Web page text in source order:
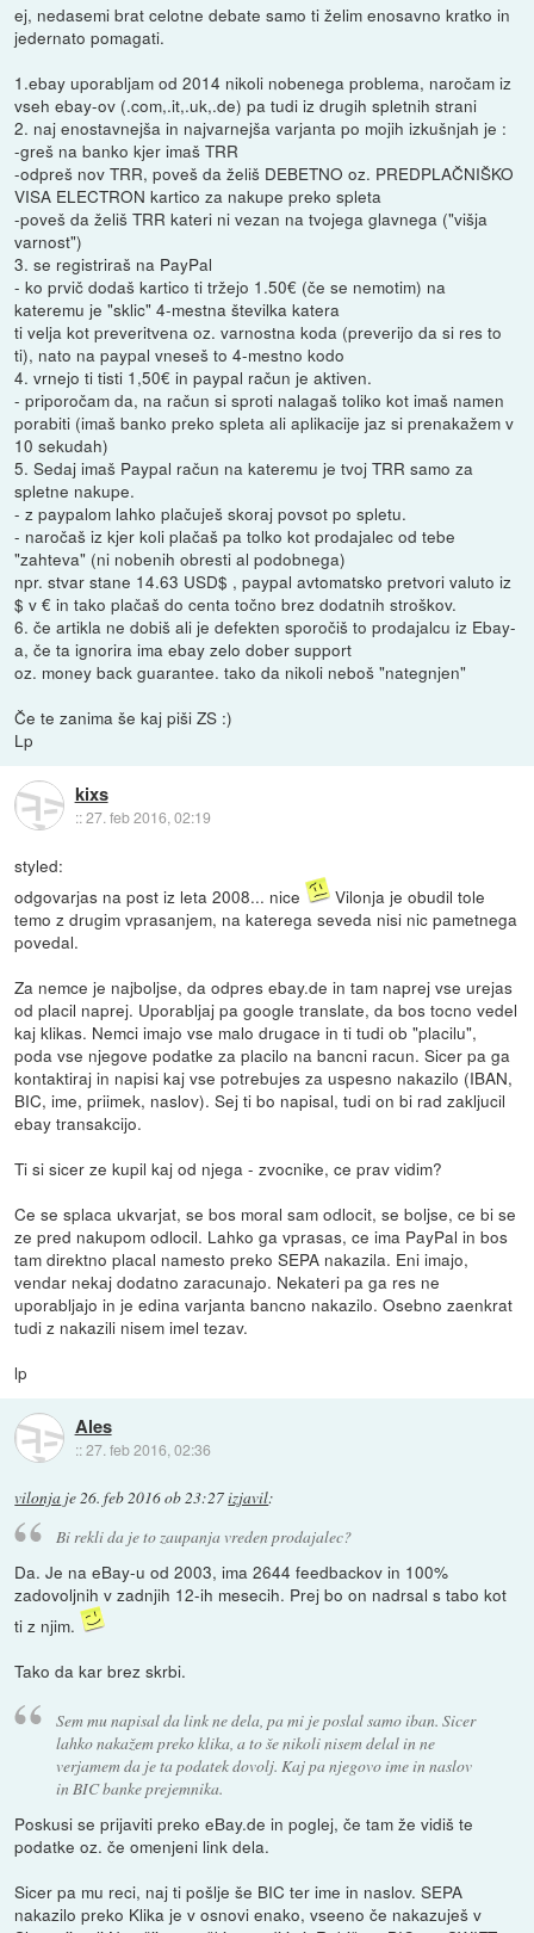
ej, nedasemi brat celotne debate samo ti želim enosavno kratko in
jedernato pomagati.
1.ebay uporabljam od 2014 nikoli nobenega problema, naročam iz
vseh ebay-ov (.com,.it,.uk,.de) pa tudi iz drugih spletnih strani
2. naj enostavnejša in najvarnejša varjanta po mojih izkušnjah je :
-greš na banko kjer imaš TRR
-odpreš nov TRR, poveš da želiš DEBETNO oz. PREDPLAČNIŠKO
VISA ELECTRON kartico za nakupe preko spleta
-poveš da želiš TRR kateri ni vezan na tvojega glavnega ("višja
varnost")
3. se registriraš na PayPal
- ko prvič dodaš kartico ti tržejo 1.50€ (če se nemotim) na
kateremu je "sklic" 4-mestna številka katera
ti velja kot preveritvena oz. varnostna koda (preverijo da si res to
ti), nato na paypal vneseš to 4-mestno kodo
4. vrnejo ti tisti 1,50€ in paypal račun je aktiven.
- priporočam da, na račun si sproti nalagaš toliko kot imaš namen
porabiti (imaš banko preko spleta ali aplikacije jaz si prenakažem v
10 sekudah)
5. Sedaj imaš Paypal račun na kateremu je tvoj TRR samo za
spletne nakupe.
- z paypalom lahko plačuješ skoraj povsot po spletu.
- naročaš iz kjer koli plačaš pa tolko kot prodajalec od tebe
"zahteva" (ni nobenih obresti al podobnega)
npr. stvar stane 14.63 USD$ , paypal avtomatsko pretvori valuto iz
$ v € in tako plačaš do centa točno brez dodatnih stroškov.
6. če artikla ne dobiš ali je defekten sporočiš to prodajalcu iz Ebay-
a, če ta ignorira ima ebay zelo dober support
oz. money back guarantee. tako da nikoli neboš "nategnjen"
Če te zanima še kaj piši ZS :)
Lp
kixs
::27. feb 2016, 02:19
styled:
odgovarjas na post iz leta 2008... nice
Vilonja je obudil tole
temo z drugim vprasanjem, na katerega seveda nisi nic pametnega
povedal.
Za nemce je najboljse, da odpres ebay.de in tam naprej vse urejas
od placil naprej. Uporabljaj pa google translate, da bos tocno vedel
kaj klikas. Nemci imajo vse malo drugace in ti tudi ob "placilu",
poda vse njegove podatke za placilo na bancni racun. Sicer pa ga
kontaktiraj in napisi kaj vse potrebujes za uspesno nakazilo (IBAN,
BIC, ime, priimek, naslov). Sej ti bo napisal, tudi on bi rad zakljucil
ebay transakcijo.
Ti si sicer ze kupil kaj od njega - zvocnike, ce prav vidim?
Ce se splaca ukvarjat, se bos moral sam odlocit, se boljse, ce bi se
ze pred nakupom odlocil. Lahko ga vprasas, ce ima PayPal in bos
tam direktno placal namesto preko SEPA nakazila. Eni imajo,
vendar nekaj dodatno zaracunajo. Nekateri pa ga res ne
uporabljajo in je edina varjanta bancno nakazilo. Osebno zaenkrat
tudi z nakazili nisem imel tezav.
lp
Ales
::27. feb 2016, 02:36
vilonja je26. feb 2016 ob 23:27izjavil:
Bi rekli da je to zaupanja vreden prodajalec?
Da. Je na eBay-u od 2003, ima 2644 feedbackov in 100%
zadovoljnih v zadnjih 12-ih mesecih. Prej bo on nadrsal s tabo kot
ti z njim.
Tako da kar brez skrbi.
Sem mu napisal da link ne dela, pa mi je poslal samo iban. Sicer
lahko nakažem preko klika, a to še nikoli nisem delal in ne
verjamem da je ta podatek dovolj. Kaj pa njegovo ime in naslov
in BIC banke prejemnika.
Poskusi se prijaviti preko eBay.de in poglej, če tam že vidiš te
podatke oz. če omenjeni link dela.
Sicer pa mu reci, naj ti pošlje še BIC ter ime in naslov. SEPA
nakazilo preko Klika je v osnovi enako, vseeno če nakazuješ v